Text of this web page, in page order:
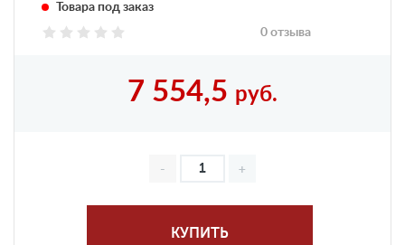
Товара под заказ
0 отзыва
7 554,5 руб.
КУПИТЬ